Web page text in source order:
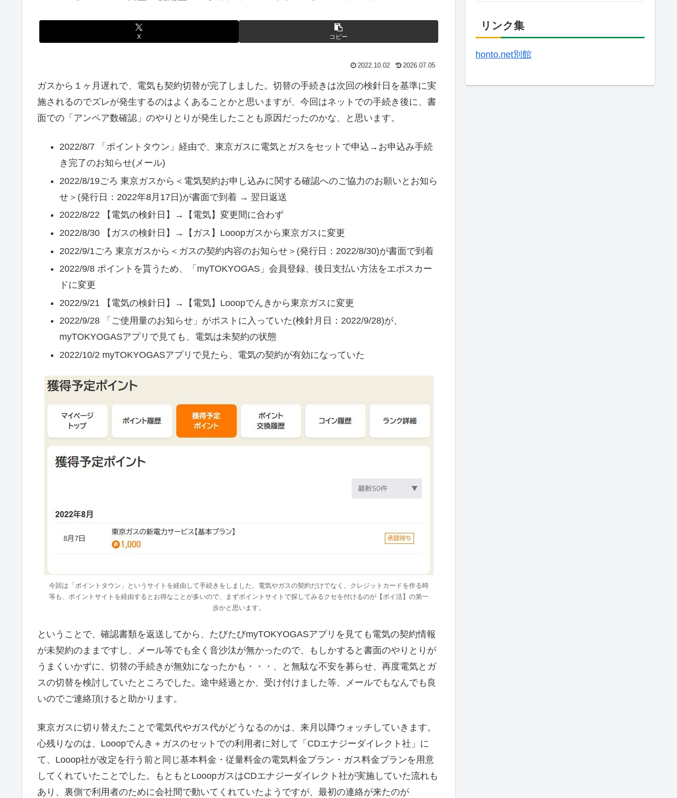
X コピー
2022.10.02 2026.07.05
ガスから１ヶ月遅れで、電気も契約切替が完了しました。切替の手続きは次回の検針日を基準に実
施されるのでズレが発生するのはよくあることかと思いますが、今回はネットでの手続き後に、書
面での「アンペア数確認」のやりとりが発生したことも原因だったのかな、と思います。
2022/8/7 「ポイントタウン」経由で、東京ガスに電気とガスをセットで申込→お申込み手続
き完了のお知らせ(メール)
2022/8/19ごろ 東京ガスから＜電気契約お申し込みに関する確認へのご協力のお願いとお知ら
せ＞(発行日：2022年8月17日)が書面で到着 → 翌日返送
2022/8/22 【電気の検針日】→【電気】変更間に合わず
2022/8/30 【ガスの検針日】→【ガス】Looopガスから東京ガスに変更
2022/9/1ごろ 東京ガスから＜ガスの契約内容のお知らせ＞(発行日：2022/8/30)が書面で到着
2022/9/8 ポイントを貰うため、「myTOKYOGAS」会員登録、後日支払い方法をエポスカー
ドに変更
2022/9/21 【電気の検針日】→【電気】Looopでんきから東京ガスに変更
2022/9/28 「ご使用量のお知らせ」がポストに入っていた(検針月日：2022/9/28)が、
myTOKYOGASアプリで見ても、電気は未契約の状態
2022/10/2 myTOKYOGASアプリで見たら、電気の契約が有効になっていた
今回は「ポイントタウン」というサイトを経由して手続きをしました。電気やガスの契約だけでなく、クレジットカードを作る時
等も、ポイントサイトを経由するとお得なことが多いので、まずポイントサイトで探してみるクセを付けるのが【ポイ活】の第一
歩かと思います。
ということで、確認書類を返送してから、たびたびmyTOKYOGASアプリを見ても電気の契約情報
が未契約のままですし、メール等でも全く音沙汰が無かったので、もしかすると書面のやりとりが
うまくいかずに、切替の手続きが無効になったかも・・・、と無駄な不安を募らせ、再度電気とガ
スの切替を検討していたところでした。途中経過とか、受け付けました等、メールでもなんでも良
いのでご連絡頂けると助かります。
東京ガスに切り替えたことで電気代やガス代がどうなるのかは、来月以降ウォッチしていきます。
心残りなのは、Looopでんき＋ガスのセットでの利用者に対して「CDエナジーダイレクト社」に
て、Looop社が改定を行う前と同じ基本料金・従量料金の電気料金プラン・ガス料金プランを用意
してくれていたことでした。もともとLooopガスはCDエナジーダイレクト社が実施していた流れも
あり、裏側で利用者のために会社間で動いてくれていたようですが、最初の連絡が来たのが
リンク集
honto.net別館